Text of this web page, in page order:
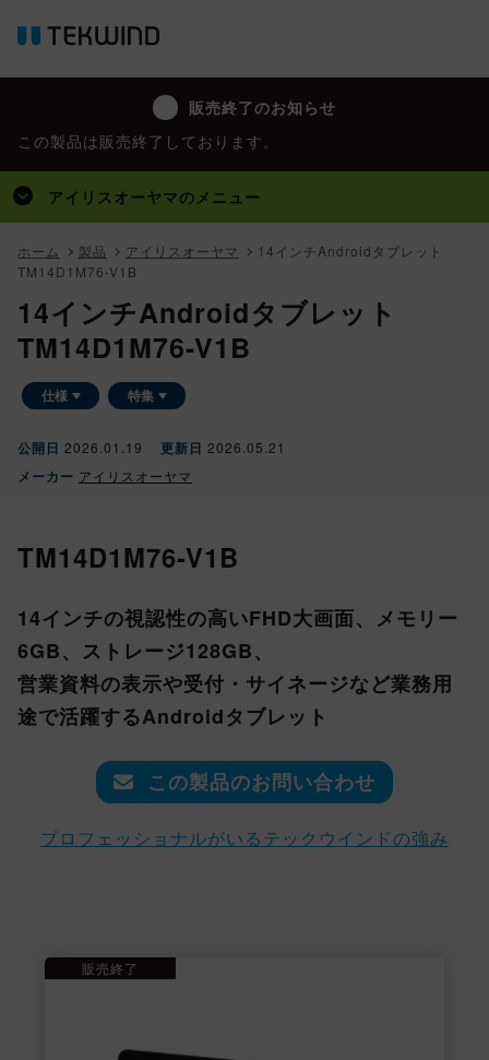
販売終了のお知らせ
この製品は販売終了しております。
アイリスオーヤマのメニュー
トップ
製品
事例
コラム
ホーム 製品 アイリスオーヤマ
14インチAndroidタブレット
TM14D1M76-V1B
14インチAndroidタブレット
TM14D1M76-V1B
仕様 特集
公開日 2026.01.19 更新日 2026.05.21
メーカー アイリスオーヤマ
TM14D1M76-V1B
14インチの視認性の高いFHD大画面、メモリー
6GB、ストレージ128GB、
営業資料の表示や受付・サイネージなど業務用
途で活躍するAndroidタブレット
この製品のお問い合わせ
プロフェッショナルがいるテックウインドの強み
販売終了